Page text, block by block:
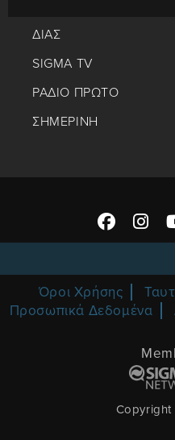
ΔΙΑΣ
SIGMA TV
ΡΑΔΙΟ ΠΡΩΤΟ
ΣΗΜΕΡΙΝΗ
Όροι Χρήσης
Προσωπικά Δεδομένα
Copyright